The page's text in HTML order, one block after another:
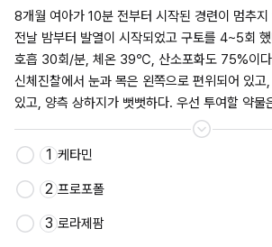
8개월 여아가 10분 전부터 시작된 경련이 멈추
전날 밤부터 발열이 시작되었고 구토를 4~5회
호흡 30회/분, 체온 39℃, 산소포화도 75%이다
신체진찰에서 눈과 목은 왼쪽으로 편위되어 있고,
있고, 양측 상하지가 뻣뻣하다. 우선 투여할 약물
1 케타민
2 프로포폴
3 로라제팜